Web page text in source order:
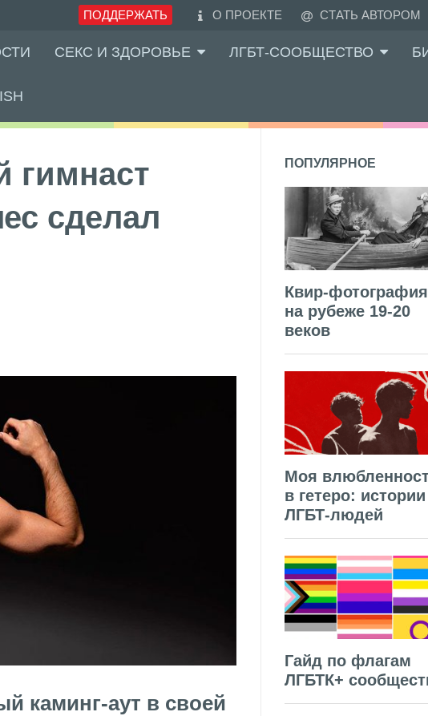
ПОДДЕРЖАТЬ О ПРОЕКТЕ СТАТЬ АВТОРОМ
СЕКС И ЗДОРОВЬЕ ЛГБТ-СООБЩЕСТВО
гимнаст
сделал
каминг-аут в своей
ПОПУЛЯРНОЕ
Квир-фотография
на рубеже 19-20
веков
Моя
в гетеро: истории
ЛГБТ-людей
Гайд по флагам
ЛГБТК+